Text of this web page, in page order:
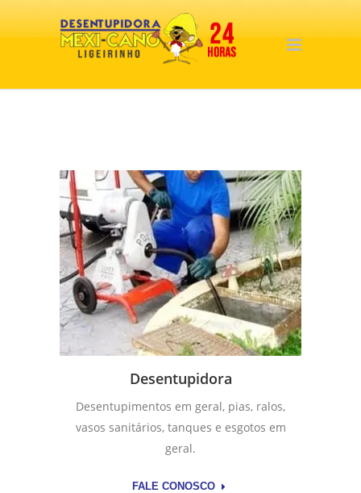
Desentupidora
Desentupimentos em geral, pias, ralos,
vasos sanitários, tanques e esgotos em
geral.
FALE CONOSCO